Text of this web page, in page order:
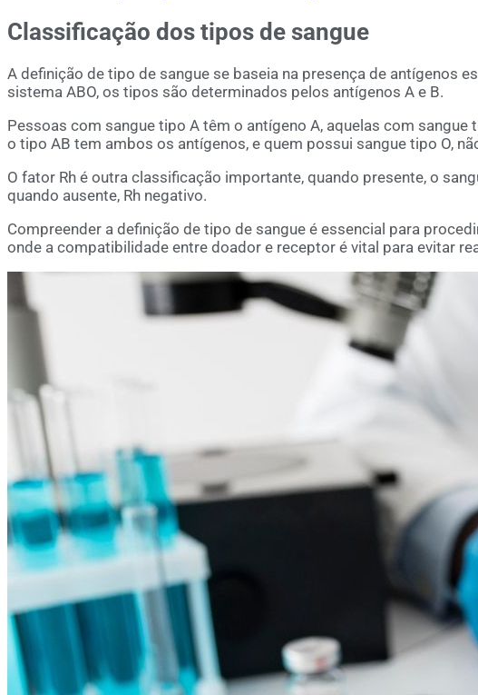
Classificação dos tipos de sangue
A definição de tipo de sangue se baseia na presença de antígenos
sistema ABO, os tipos são determinados pelos antígenos A e B.
Pessoas com sangue tipo A têm o antígeno A, aquelas com sangue
o tipo AB tem ambos os antígenos, e quem possui sangue tipo O,
O fator Rh é outra classificação importante, quando presente, o
quando ausente, Rh negativo.
Compreender a definição de tipo de sangue é essencial para
onde a compatibilidade entre doador e receptor é vital para evitar